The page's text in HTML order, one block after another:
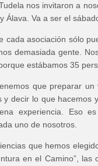
nos invitaron a
Álava. Va a ser el
cada asociación sólo
demasiada gente.
estábamos 35
que preparar
y decir lo que hacemos
experiencia. Eso
uno de nosotros.
que hemos
en el Camino”, las